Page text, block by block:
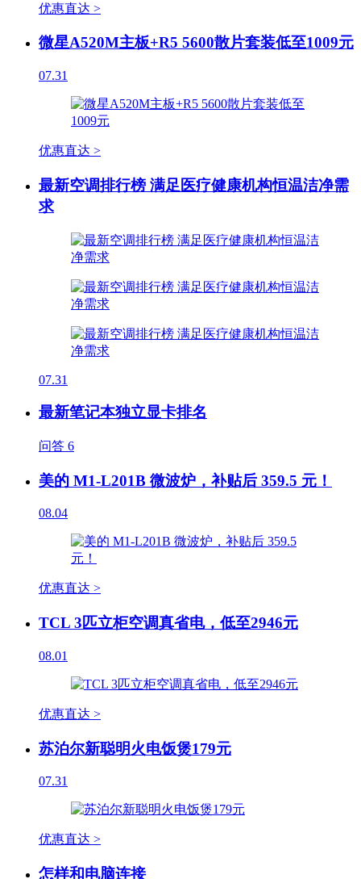
优惠直达 >
微星A520M主板+R5 5600散片套装低至1009元
07.31
优惠直达 >
最新空调排行榜 满足医疗健康机构恒温洁净需
求
07.31
最新笔记本独立显卡排名
问答 6
美的 M1-L201B 微波炉，补贴后 359.5 元！
08.04
优惠直达 >
TCL 3匹立柜空调真省电，低至2946元
08.01
优惠直达 >
苏泊尔新聪明火电饭煲179元
07.31
优惠直达 >
怎样和电脑连接